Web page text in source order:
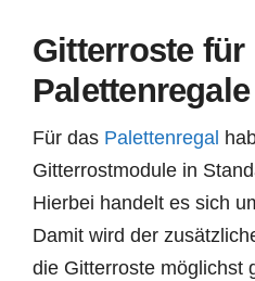
Palettenregal
Produktübersicht
SALE %
Gebrauchtmarkt
Gitterroste für
Palettenregale
Für das Palettenregal
Gitterrostmodule in
Hierbei handelt es sich
Damit wird der
die Gitterroste möglichst